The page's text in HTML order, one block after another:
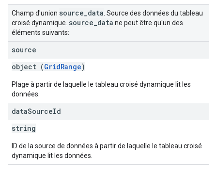
Champ d'union source data . Source des données du tableau
croisé dynamique. source data ne peut être qu'un des
éléments suivants:
source
object (GridRange)
Plage à partir de laquelle le tableau croisé dynamique lit les
données.
dataSourceId
string
ID de la source de données à partir de laquelle le tableau croisé
dynamique lit les données.